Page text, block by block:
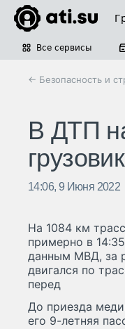
Все сервисы
← Безопасность и
В ДТП
14:06, 9 Июня 2022
На 1084 км
примерно в
данным МВД, за
двигался по
перед
До приезда
его 9-летняя